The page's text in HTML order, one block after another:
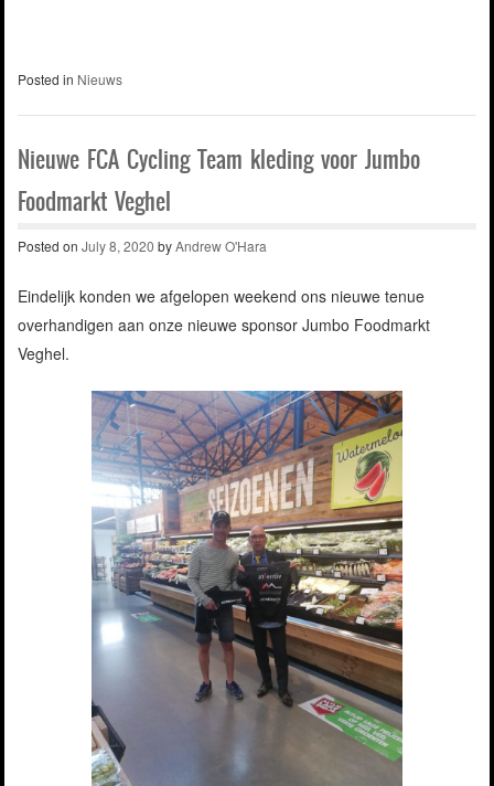
Posted in Nieuws
Nieuwe FCA Cycling Team kleding voor Jumbo
Foodmarkt Veghel
Posted on July 8, 2020 byAndrew O'Hara
Eindelijk konden we afgelopen weekend ons nieuwe tenue
overhandigen aan onze nieuwe sponsor Jumbo Foodmarkt
Veghel.